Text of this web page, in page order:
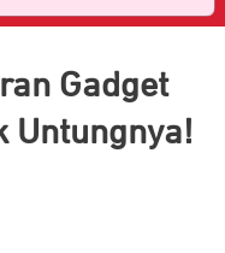
Gadget
Untungnya!